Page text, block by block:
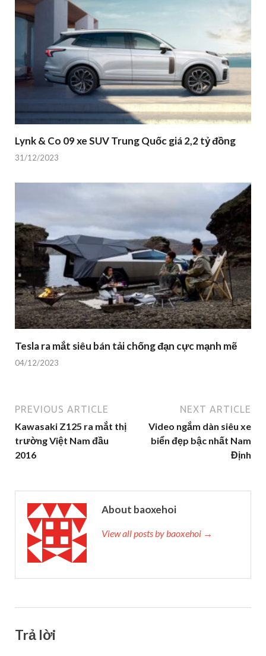
Lynk & Co 09 xe SUV Trung Quốc giá 2,2 tỷ đồng
31/12/2023
Tesla ra mắt siêu bán tải chống đạn cực mạnh mẽ
04/12/2023
PREVIOUS ARTICLE
Kawasaki Z125 ra mắt thị
trường Việt Nam đầu
2016
NEXT ARTICLE
Video ngắm dàn siêu xe
biển đẹp bậc nhất Nam
Định
About baoxehoi
View all posts by baoxehoi →
Trả lời